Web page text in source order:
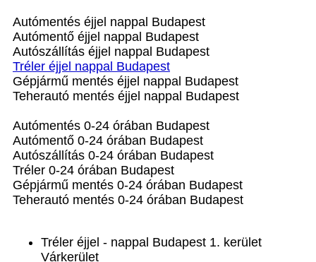
Autómentés éjjel nappal Budapest
Autómentő éjjel nappal Budapest
Autószállítás éjjel nappal Budapest
Tréler éjjel nappal Budapest
Gépjármű mentés éjjel nappal Budapest
Teherautó mentés éjjel nappal Budapest
Autómentés 0-24 órában Budapest
Autómentő 0-24 órában Budapest
Autószállítás 0-24 órában Budapest
Tréler 0-24 órában Budapest
Gépjármű mentés 0-24 órában Budapest
Teherautó mentés 0-24 órában Budapest
Tréler éjjel - nappal Budapest 1. kerület
Várkerület